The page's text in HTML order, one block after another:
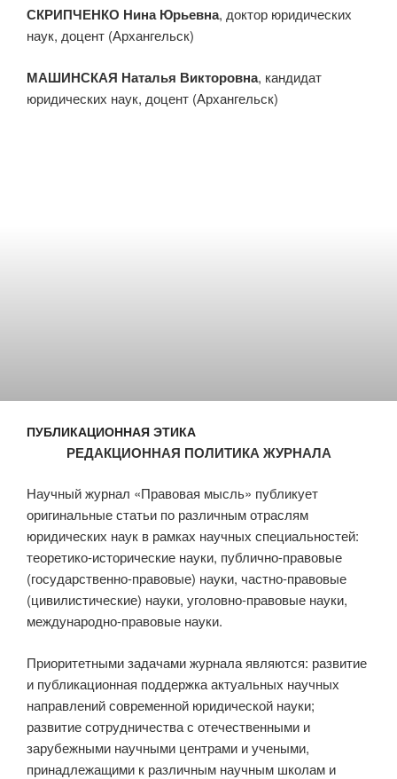
СКРИПЧЕНКО Нина Юрьевна, доктор юридических
наук, доцент (Архангельск)
МАШИНСКАЯ Наталья Викторовна, кандидат
юридических наук, доцент (Архангельск)
ПУБЛИКАЦИОННАЯ ЭТИКА
РЕДАКЦИОННАЯ ПОЛИТИКА ЖУРНАЛА
Научный журнал «Правовая мысль» публикует
оригинальные статьи по различным отраслям
юридических наук в рамках научных специальностей:
теоретико-исторические науки, публично-правовые
(государственно-правовые) науки, частно-правовые
(цивилистические) науки, уголовно-правовые науки,
международно-правовые науки.
Приоритетными задачами журнала являются: развитие
и публикационная поддержка актуальных научных
направлений современной юридической науки;
развитие сотрудничества с отечественными и
зарубежными научными центрами и учеными,
принадлежащими к различным научным школам и